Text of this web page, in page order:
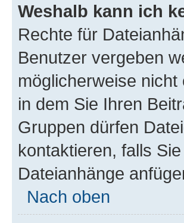
Weshalb kann ich
Rechte für
Benutzer vergeben
möglicherweise
in dem Sie Ihren
Gruppen dürfen
kontaktieren, falls
Dateianhänge
Nach oben